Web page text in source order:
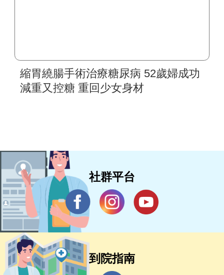
縮胃繞腸手術治療糖尿病 52歲婦成功
減重又控糖 重回少女身材
社群平台
到院指南